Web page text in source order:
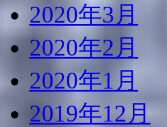
2020年3月
2020年2月
2020年1月
2019年12月